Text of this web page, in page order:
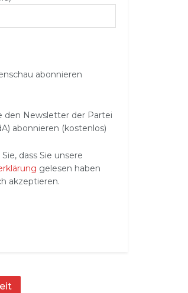
abonnieren
den Newsletter der Partei
abonnieren (kostenlos)
dass Sie unsere
gelesen haben
akzeptieren.